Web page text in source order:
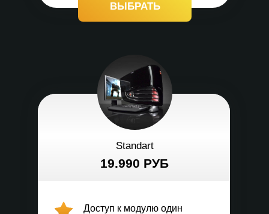
ВЫБРАТЬ
Standart
19.990 РУБ
Доступ к модулю один